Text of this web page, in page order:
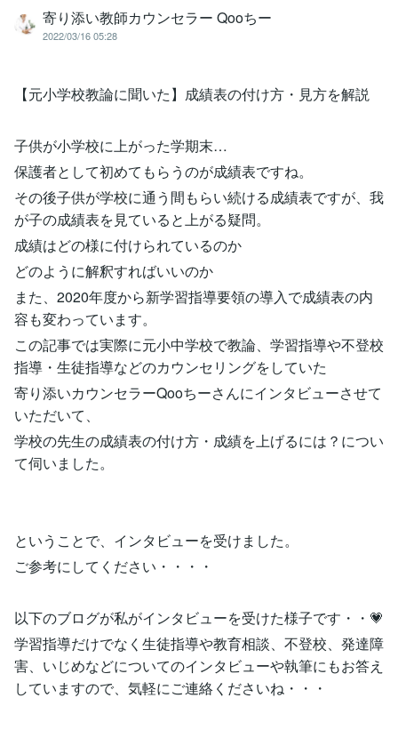
寄り添い教師カウンセラー Qooちー
2022/03/16 05:28
【元小学校教論に聞いた】成績表の付け方・見方を解説
子供が小学校に上がった学期末…
保護者として初めてもらうのが成績表ですね。
その後子供が学校に通う間もらい続ける成績表ですが、我
が子の成績表を見ていると上がる疑問。
成績はどの様に付けられているのか
どのように解釈すればいいのか
また、2020年度から新学習指導要領の導入で成績表の内
容も変わっています。
この記事では実際に元小中学校で教論、学習指導や不登校
指導・生徒指導などのカウンセリングをしていた
寄り添いカウンセラーQooちーさんにインタビューさせて
いただいて、
学校の先生の成績表の付け方・成績を上げるには？につい
て伺いました。
ということで、インタビューを受けました。
ご参考にしてください・・・・
以下のブログが私がインタビューを受けた様子です・・💗
学習指導だけでなく生徒指導や教育相談、不登校、発達障
害、いじめなどについてのインタビューや執筆にもお答え
していますので、気軽にご連絡くださいね・・・